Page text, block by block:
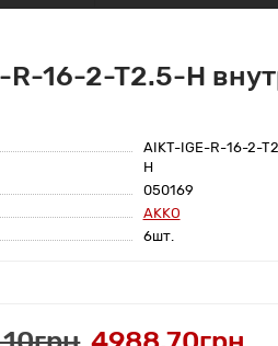
16-2-T2.5-H
AIKT-IGE-R-16-2-
H
050169
AKKO
6шт.